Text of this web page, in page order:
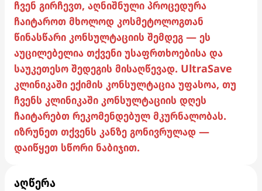
ჩვენ გირჩევთ, აღნიშნული პროცედურა
ჩაიტაროთ მხოლოდ კოსმეტოლოგთან
წინასწარი კონსულტაციის შემდეგ — ეს
აუცილებელია თქვენი უსაფრთხოებისა და
საუკეთესო შედეგის მისაღწევად. UltraSave
კლინიკაში ექიმის კონსულტაცია უფასოა, თუ
ჩვენს კლინიკაში კონსულტაციის დღეს
ჩაიტარებთ რეკომენდებულ მკურნალობას.
იზრუნეთ თქვენს კანზე გონივრულად —
დაიწყეთ სწორი ნაბიჯით.
აღწერა